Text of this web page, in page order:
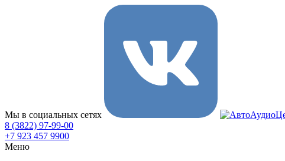
Мы в социальных сетях
8 (3822) 97-99-00
+7 923 457 9900
Меню